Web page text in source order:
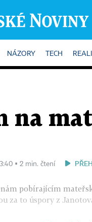
NÁZORY TECH
na
▪ 2 min. čtení
pobírajícím
za to úspory z